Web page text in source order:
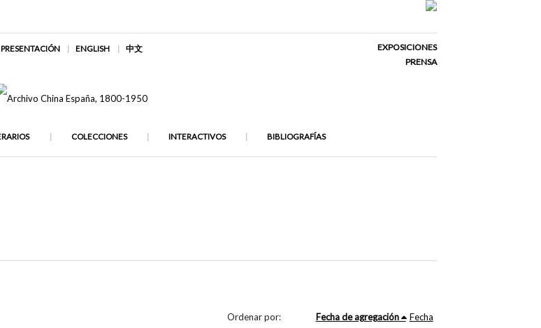
PRESENTACIÓN ENGLISH 中文
EXPOSICIONES
PRENSA
COLECCIONES INTERACTIVOS BIBLIOGRAFÍAS
Ordenar por: Fecha de agregación Fecha